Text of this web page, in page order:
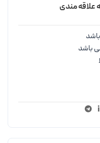
علاقه مندی
باشد